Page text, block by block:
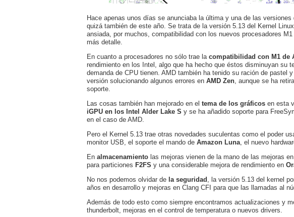
Hace apenas unos días se anunciaba la última y una de las
quizá también de este año. Se trata de la versión 5.13 del Kernel
ansiada, por muchos, compatibilidad con los nuevos procesadores
más detalle.
En cuanto a procesadores no sólo trae la compatibilidad con M1 de
rendimiento en los Intel, algo que ha hecho que éstos disminuyan su
demanda de CPU tienen. AMD también ha tenido su ración de pastel
versión solucionando algunos errores en AMD Zen , aunque se ha
soporte.
Las cosas también han mejorado en el tema de los gráficos en esta
iGPU en los Intel Alder Lake S y se ha añadido soporte para
en el caso de AMD.
Pero el Kernel 5.13 trae otras novedades suculentas como el poder
monitor USB, el soporte el mando de Amazon Luna , el nuevo
En almacenamiento las mejoras vienen de la mano de las mejoras
para particiones F2FS y una considerable mejora de rendimiento en
No nos podemos olvidar de la seguridad , la versión 5.13 del kernel
años en desarrollo y mejoras en Clang CFI para que las llamadas al
Además de todo esto como siempre encontramos actualizaciones y
thunderbolt, mejoras en el control de temperatura o nuevos drivers.